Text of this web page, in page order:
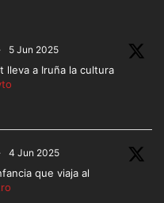
· 5 Jun 2025
lleva a Iruña la cultura
· 4 Jun 2025
que viaja al